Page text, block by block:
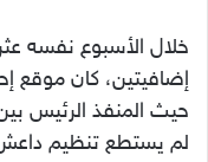
خلال الأسبوع نفسه
إضافيتين، كان موقع
حيث المنفذ الرئيس
لم يستطع تنظيم